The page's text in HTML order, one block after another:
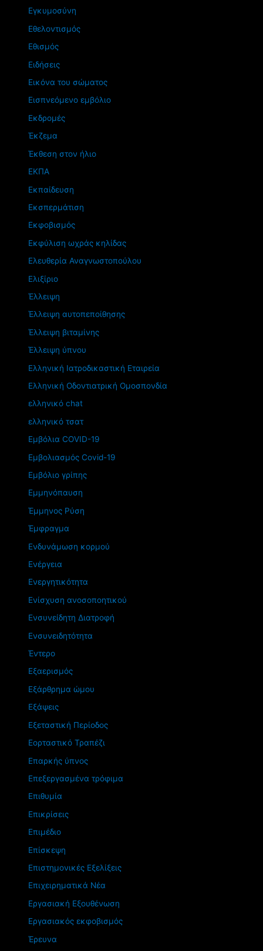
Εγκυμοσύνη
Εθελοντισμός
Εθισμός
Ειδήσεις
Εικόνα του σώματος
Εισπνεόμενο εμβόλιο
Εκδρομές
Έκζεμα
Έκθεση στον ήλιο
ΕΚΠΑ
Εκπαίδευση
Εκσπερμάτιση
Εκφοβισμός
Εκφύλιση ωχράς κηλίδας
Ελευθερία Αναγνωστοπούλου
Ελιξίριο
Έλλειψη
Έλλειψη αυτοπεποίθησης
Έλλειψη βιταμίνης
Έλλειψη ύπνου
Ελληνική Ιατροδικαστική Εταιρεία
Ελληνική Οδοντιατρική Ομοσπονδία
ελληνικό chat
ελληνικό τσατ
Εμβόλια COVID-19
Εμβολιασμός Covid-19
Εμβόλιο γρίπης
Εμμηνόπαυση
Έμμηνος Ρύση
Έμφραγμα
Ενδυνάμωση κορμού
Ενέργεια
Ενεργητικότητα
Ενίσχυση ανοσοποητικού
Ενσυνείδητη Διατροφή
Ενσυνειδητότητα
Έντερο
Εξαερισμός
Εξάρθρημα ώμου
Εξάψεις
Εξεταστική Περίοδος
Εορταστικό Τραπέζι
Επαρκής ύπνος
Επεξεργασμένα τρόφιμα
Επιθυμία
Επικρίσεις
Επιμέδιο
Επίσκεψη
Επιστημονικές Εξελίξεις
Επιχειρηματικά Νέα
Εργασιακή Εξουθένωση
Εργασιακός εκφοβισμός
Έρευνα